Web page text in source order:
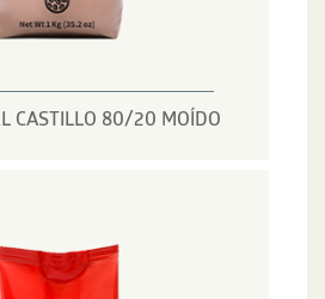
CASTILLO 80/20 MOÍDO